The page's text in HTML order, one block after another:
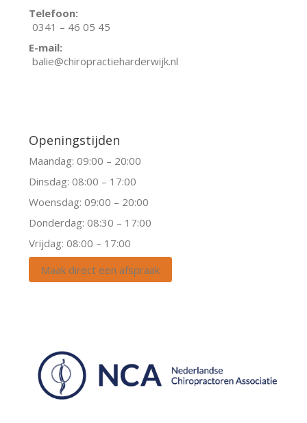
Telefoon:
0341 – 46 05 45
E-mail:
balie@chiropractieharderwijk.nl
Openingstijden
Maandag: 09:00 – 20:00
Dinsdag: 08:00 – 17:00
Woensdag: 09:00 – 20:00
Donderdag: 08:30 – 17:00
Vrijdag: 08:00 – 17:00
Maak direct een afspraak